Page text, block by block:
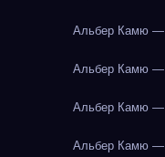
Альбер Камю
Альбер Камю
Альбер Камю
Альбер Камю